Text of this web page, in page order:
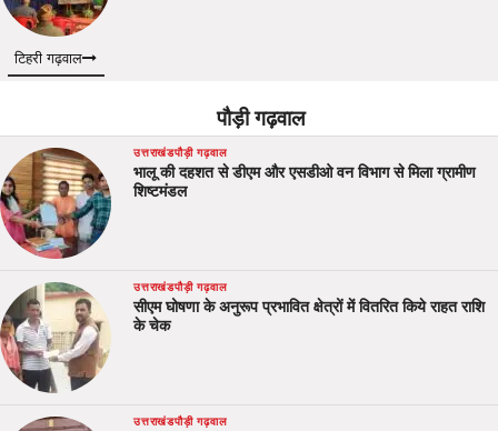
टिहरी गढ़वाल
पौड़ी गढ़वाल
उत्तराखंडपौड़ी गढ़वाल
भालू की दहशत से डीएम और एसडीओ वन विभाग से मिला ग्रामीण
शिष्टमंडल
उत्तराखंडपौड़ी गढ़वाल
सीएम घोषणा के अनुरूप प्रभावित क्षेत्रों में वितरित किये राहत राशि
के चेक
उत्तराखंडपौड़ी गढ़वाल